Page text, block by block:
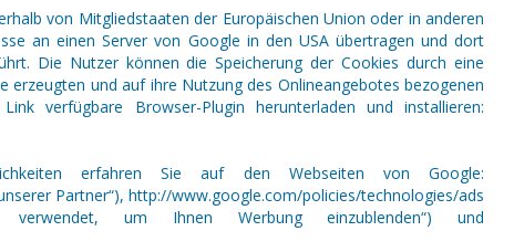
von Mitgliedstaaten der Europäischen Union oder in anderen
an einen Server von Google in den USA übertragen und dort
Die Nutzer können die Speicherung der Cookies durch eine
und auf ihre Nutzung des Onlineangebotes bezogenen
verfügbare Browser-Plugin herunterladen und installieren:
erfahren Sie auf den Webseiten von Google:
Partner“), http://www.google.com/policies/technologies/ads
verwendet, um Ihnen Werbung einzublenden“) und